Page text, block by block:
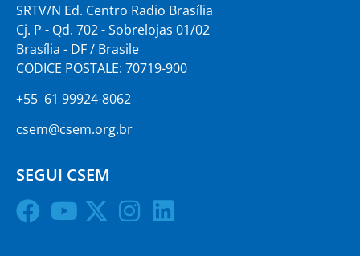
SRTV/N Ed. Centro Radio Brasília
Cj. P - Qd. 702 - Sobrelojas 01/02
Brasília - DF / Brasile
CODICE POSTALE: 70719-900
+55 61 99924-8062
csem@csem.org.br
SEGUI CSEM